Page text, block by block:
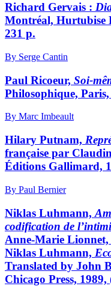
Richard Gervais :
Montréal, Hurtubise
231 p.
By Serge Cantin
Paul Ricoeur, Soi-
Philosophique,
By Marc Imbeault
Hilary Putnam,
française par
Éditions Gallimard,
By Paul Bernier
Niklas Luhmann,
codification de
Anne-Marie Lionnet,
Niklas Luhmann,
Translated by John
Chicago Press,